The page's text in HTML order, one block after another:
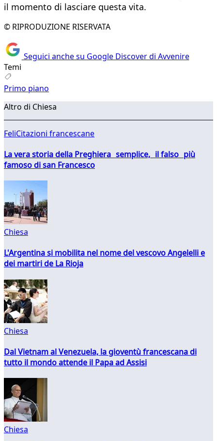
il momento di lasciare questa vita.
© RIPRODUZIONE RISERVATA
Seguici anche su Google Discover di Avvenire
Temi
Primo piano
Altro di Chiesa
FeliCitazioni francescane
La vera storia della Preghiera semplice, il falso più
famoso di san Francesco
Chiesa
L'Argentina si mobilita nel nome del vescovo Angelelli e
dei martiri de La Rioja
Chiesa
Dal Vietnam al Venezuela, la gioventù francescana di
tutto il mondo attende il Papa ad Assisi
Chiesa